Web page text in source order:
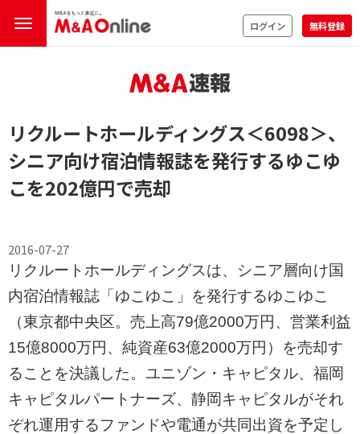
ログイン 無料登録
リクルートホールディングス＜6098＞、
シニア向け宿泊情報誌を発行するゆこゆ
こを202億円で売却
2016-07-27
リクルートホールディングスは、シニア層向け国
内宿泊情報誌「ゆこゆこ」を発行するゆこゆこ
（東京都中央区。売上高79億2000万円、営業利益
15億8000万円、純資産63億2000万円）を売却す
ることを決議した。ユニゾン・キャピタル、福岡
キャピタルパートナーズ、静岡キャピタルがそれ
ぞれ運用するファンドや電通が共同出資を予定し